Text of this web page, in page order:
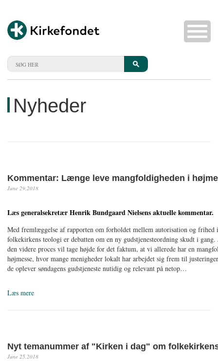
Nyheder
Kommentar: Længe leve mangfoldigheden i
June 29,2018
Læs generalsekretær Henrik Bundgaard Nielsens aktuelle kommentar.
Med fremlæggelse af rapporten om forholdet mellem autorisation og frihed i
folkekirkens teologi er debatten om en ny gudstjenesteordning skudt i gang.
den videre proces vil tage højde for det faktum, at vi allerede har en
højmesse, hvor mange menigheder lokalt har arbejdet sig frem til
de oplever søndagens gudstjeneste nutidig og relevant på netop…
Læs mere
Nyt temanummer af "Kirken i dag" om
June 25,2018